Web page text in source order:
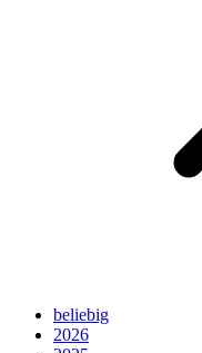
beliebig
2026